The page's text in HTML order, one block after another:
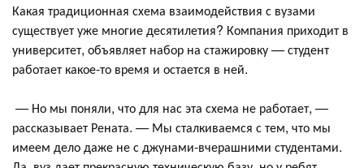
Какая традиционная схема взаимодействия с вузами
существует уже многие десятилетия? Компания приходит в
университет, объявляет набор на стажировку — студент
работает какое-то время и остается в ней.
— Но мы поняли, что для нас эта схема не работает, —
рассказывает Рената. — Мы сталкиваемся с тем, что мы
имеем дело даже не с джунами-вчерашними студентами.